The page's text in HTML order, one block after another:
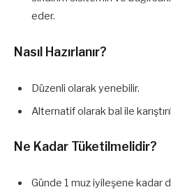
eder.
Nasıl Hazırlanır?
Düzenli olarak yenebilir.
Alternatif olarak bal ile
Ne Kadar Tüketilmelidir?
Günde 1 muz iyileşene kadar